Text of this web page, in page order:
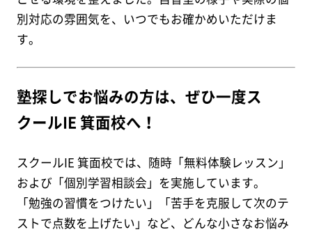
別対応の雰囲気を、いつでもお確かめいただけま
す。
塾探しでお悩みの方は、ぜひ一度ス
クールIE 箕面校へ！
スクールIE 箕面校では、随時「無料体験レッスン」
および「個別学習相談会」を実施しています。
「勉強の習慣をつけたい」「苦手を克服して次のテ
ストで点数を上げたい」など、どんな小さなお悩み